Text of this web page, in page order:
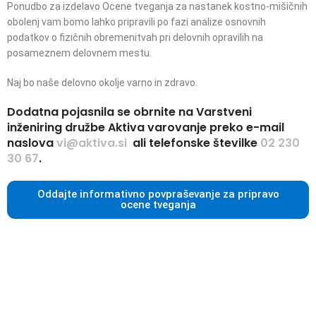
Ponudbo za izdelavo Ocene tveganja za nastanek kostno-mišičnih
obolenj vam bomo lahko pripravili po fazi analize osnovnih
podatkov o fizičnih obremenitvah pri delovnih opravilih na
posameznem delovnem mestu.
Naj bo naše delovno okolje varno in zdravo.
Dodatna pojasnila se obrnite na Varstveni
inženiring družbe Aktiva varovanje preko e-mail
naslovavi@aktiva.si ali telefonske številke 02 230
30 67.
Oddajte informativno povpraševanje za pripravo
ocene tveganja